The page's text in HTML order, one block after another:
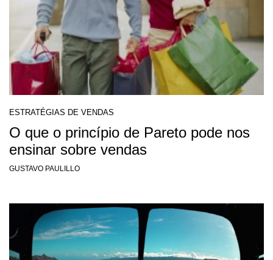
ESTRATÉGIAS DE VENDAS
O que o princípio de Pareto pode nos
ensinar sobre vendas
GUSTAVO PAULILLO